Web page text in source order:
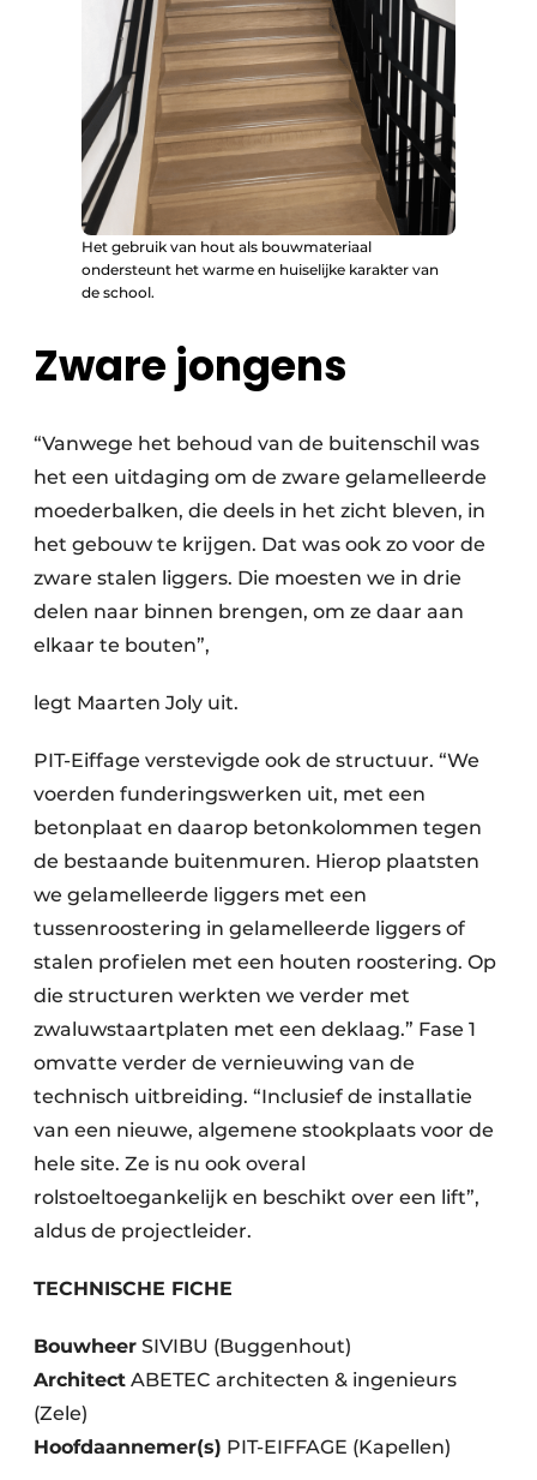
Het gebruik van hout als bouwmateriaal
ondersteunt het warme en huiselijke karakter van
de school.
Zware jongens
“Vanwege het behoud van de buitenschil was
het een uitdaging om de zware gelamelleerde
moederbalken, die deels in het zicht bleven, in
het gebouw te krijgen. Dat was ook zo voor de
zware stalen liggers. Die moesten we in drie
delen naar binnen brengen, om ze daar aan
elkaar te bouten”,
legt Maarten Joly uit.
PIT-Eiffage verstevigde ook de structuur. “We
voerden funderingswerken uit, met een
betonplaat en daarop betonkolommen tegen
de bestaande buitenmuren. Hierop plaatsten
we gelamelleerde liggers met een
tussenroostering in gelamelleerde liggers of
stalen profielen met een houten roostering. Op
die structuren werkten we verder met
zwaluwstaartplaten met een deklaag.” Fase 1
omvatte verder de vernieuwing van de
technisch uitbreiding. “Inclusief de installatie
van een nieuwe, algemene stookplaats voor de
hele site. Ze is nu ook overal
rolstoeltoegankelijk en beschikt over een lift”,
aldus de projectleider.
TECHNISCHE FICHE
Bouwheer SIVIBU (Buggenhout)
Architect ABETEC architecten & ingenieurs
(Zele)
Hoofdaannemer(s) PIT-EIFFAGE (Kapellen)